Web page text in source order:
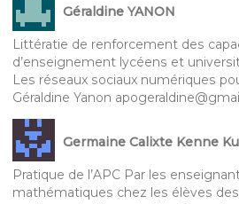
Géraldine YANON
Littératie de renforcement des
d’enseignement lycéens et
Les réseaux sociaux numériques
Géraldine Yanon
Germaine Calixte Kenne
Pratique de l’APC Par les
mathématiques chez les élèves